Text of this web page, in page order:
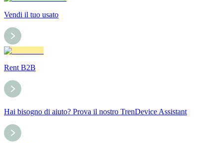
Vendi il tuo usato
Rent B2B
Hai bisogno di aiuto? Prova il nostro TrenDevice Assistant